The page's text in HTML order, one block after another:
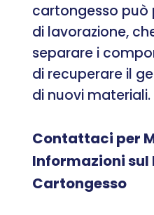
cartongesso può
di lavorazione,
separare i
di recuperare il
di nuovi materiali.
Contattaci per
Informazioni sul
Cartongesso